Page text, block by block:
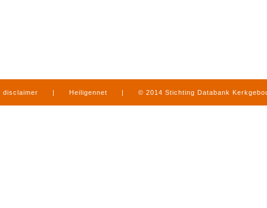
disclaimer | Heiligennet | © 2014 Stichting Databank